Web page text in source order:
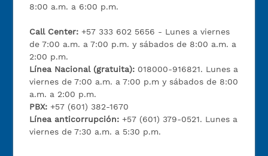
8:00 a.m. a 6:00 p.m.
Call Center:+57 333 602 5656 - Lunes a viernes
de 7:00 a.m. a 7:00 p.m. y sábados de 8:00 a.m. a
2:00 p.m.
Línea Nacional (gratuita): 018000-916821. Lunes a
viernes de 7:00 a.m. a 7:00 p.m y sábados de 8:00
a.m. a 2:00 p.m.
PBX:+57 (601) 382-1670
Línea anticorrupción:+57 (601) 379-0521. Lunes a
viernes de 7:30 a.m. a 5:30 p.m.